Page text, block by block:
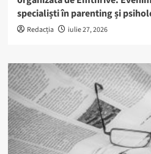
specialiști în parenting și
Redacția iulie 27, 2026